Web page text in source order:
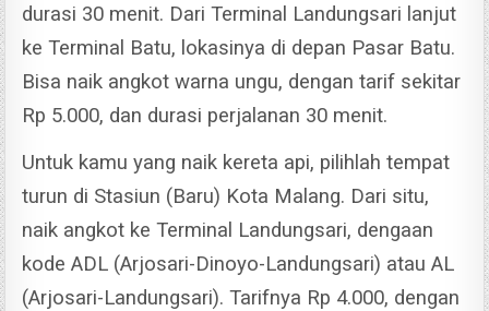
durasi 30 menit. Dari Terminal Landungsari lanjut
ke Terminal Batu, lokasinya di depan Pasar Batu.
Bisa naik angkot warna ungu, dengan tarif sekitar
Rp 5.000, dan durasi perjalanan 30 menit.
Untuk kamu yang naik kereta api, pilihlah tempat
turun di Stasiun (Baru) Kota Malang. Dari situ,
naik angkot ke Terminal Landungsari, dengaan
kode ADL (Arjosari-Dinoyo-Landungsari) atau AL
(Arjosari-Landungsari).Tarifnya Rp 4.000, dengan